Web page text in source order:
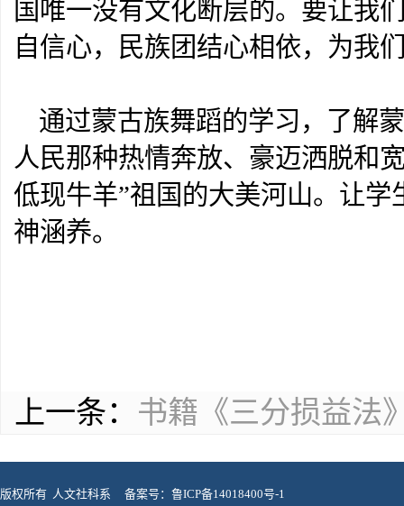
国唯一没有文化断层的。要让我
自信心，民族团结心相依，为我
通过蒙古族舞蹈的学习，了解
人民那种热情奔放、豪迈洒脱和
低现牛羊”祖国的大美河山。让
神涵养。
上一条： 书籍《三分损益法
版权所有 人文社科系 备案号：鲁ICP备14018400号-1